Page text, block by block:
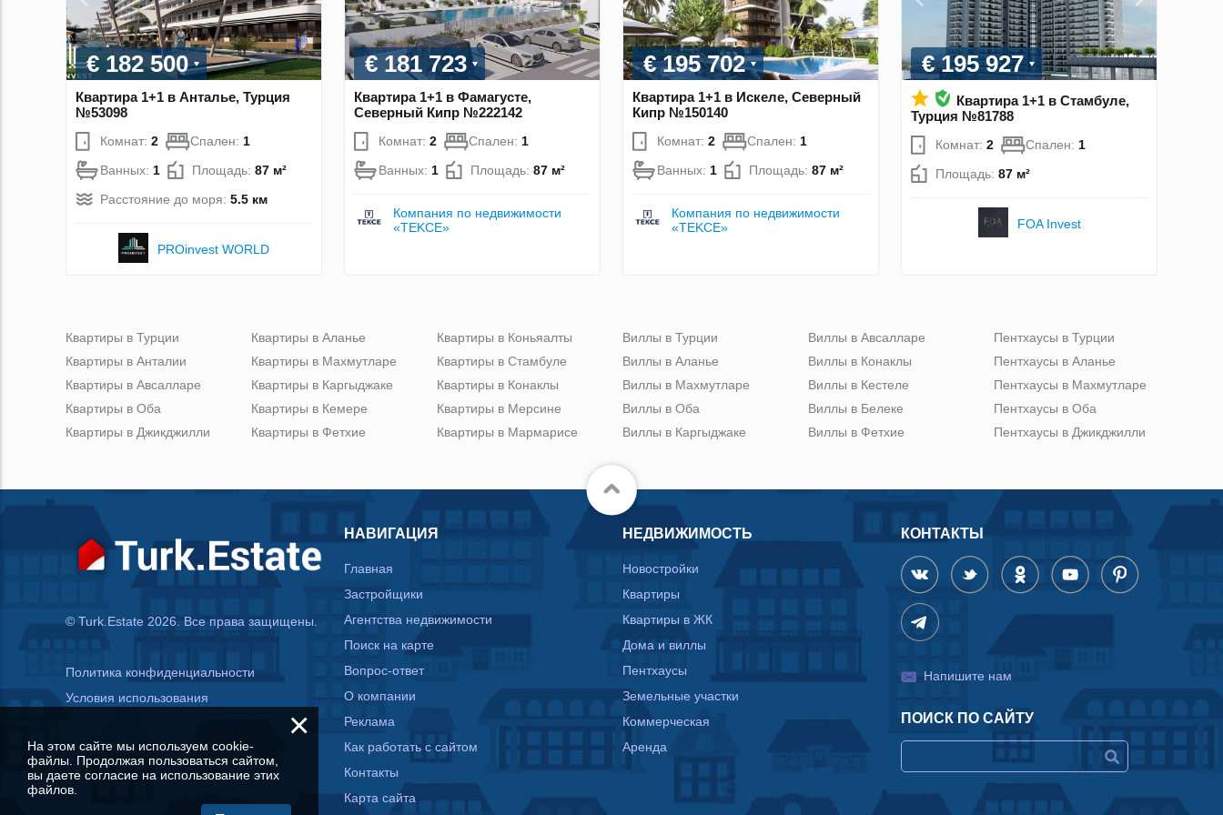
€ 182 500
Квартира 1+1 в Анталье, Турция
№53098
Комнат: 2 Спален: 1
Ванных: 1 Площадь: 87 м²
Расстояние до моря: 5.5 км
PROinvest WORLD
€ 181 723
Квартира 1+1 в Фамагусте,
Северный Кипр №222142
Комнат: 2 Спален: 1
Ванных: 1 Площадь: 87 м²
Компания по недвижимости
«TEKCE»
€ 195 702
Квартира 1+1 в Искеле, Северный
Кипр №150140
Комнат: 2 Спален: 1
Ванных: 1 Площадь: 87 м²
Компания по недвижимости
«TEKCE»
€ 195 927
Квартира 1+1 в Стамбуле,
Турция №81788
Комнат: 2 Спален: 1
Площадь: 87 м²
FOA Invest
Квартиры в Турции
Квартиры в Анталии
Квартиры в Авсалларе
Квартиры в Оба
Квартиры в Джикджилли
Квартиры в Аланье
Квартиры в Махмутларе
Квартиры в Каргыджаке
Квартиры в Кемере
Квартиры в Фетхие
Квартиры в Коньяалты
Квартиры в Стамбуле
Квартиры в Конаклы
Квартиры в Мерсине
Квартиры в Мармарисе
Виллы в Турции
Виллы в Аланье
Виллы в Махмутларе
Виллы в Оба
Виллы в Каргыджаке
Виллы в Авсалларе
Виллы в Конаклы
Виллы в Кестеле
Виллы в Белеке
Виллы в Фетхие
Пентхаусы в Турции
Пентхаусы в Аланье
Пентхаусы в Махмутларе
Пентхаусы в Оба
Пентхаусы в Джикджилли
© Turk.Estate 2026. Все права защищены.
Политика конфиденциальности
Условия использования
НАВИГАЦИЯ
Главная
Застройщики
Агентства недвижимости
Поиск на карте
Вопрос-ответ
О компании
Реклама
Как работать с сайтом
Контакты
Карта сайта
НЕДВИЖИМОСТЬ
Новостройки
Квартиры
Квартиры в ЖК
Дома и виллы
Пентхаусы
Земельные участки
Коммерческая
Аренда
КОНТАКТЫ
Напишите нам
ПОИСК ПО САЙТУ
×
На этом сайте мы используем cookie-
файлы. Продолжая пользоваться сайтом,
вы даете согласие на использование этих
файлов.